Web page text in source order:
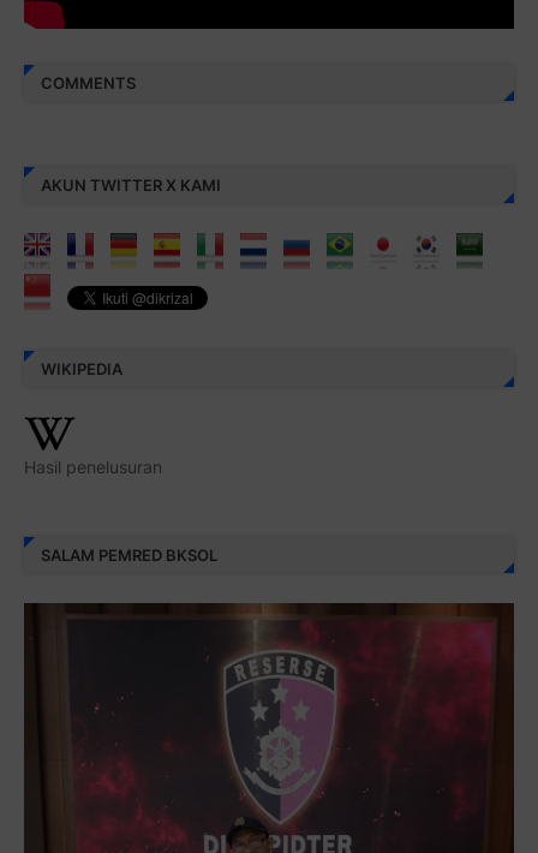
COMMENTS
AKUN TWITTER X KAMI
WIKIPEDIA
Hasil penelusuran
SALAM PEMRED BKSOL